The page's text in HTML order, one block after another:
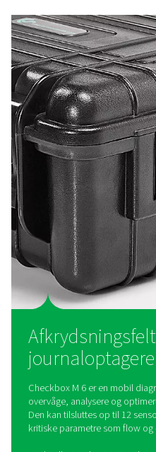
præcis overvågning af
Avancerede
systemets ydeevne effektivt.
DATASIKKERHED
Pålidelig
Checkbox M 6 er udstyret
gemmer op til 100
langtidssporing. Praktisk
webserver sikrer nem og